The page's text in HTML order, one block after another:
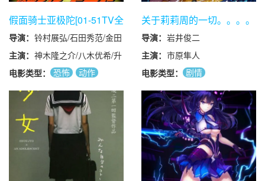
立兹/马修·里奇/里克·高
莫兹/Brendan·Carr/道格
·科克尔/唐尼·沃尔伯格/
彼特·奥梅拉/弗雷迪·乔·
法恩斯沃
思/Mark·Oosterveen/代
尔·戴/William·Meredith/
治·卡利尔/威廉·阿姆斯
壮/瑞内·L·莫雷诺/琼乔·
奥雷尔/安德鲁·李·波兹/
大卫·休默/马克·沃伦/戴
夫·博
沃/Iain·Robertson/
瑞奇·尼克松/本·哈克/约
本多俊之
假面骑士亚极陀[01-51TV全
集+特别篇+剧场版+特典映
像]
导演： 铃村展弘/石田秀范/金田
治/渡边胜也/田崎龙太/
长石多可男
主演： 神木隆之介/八木优希/升
毅/要润/柴本浩行/菊池
隆则/鹤广美/秋山莉奈/
佐藤正治/田边季正/贺集
利树/唐渡亮/兵藤真子/
高田由美/清水綋治/藤田
瞳子/堀本等
电影类型： 恐怖
动作
关于莉莉周的一切。。。。
导演： 岩井俊二
主演： 市原隼人
电影类型：
剧情